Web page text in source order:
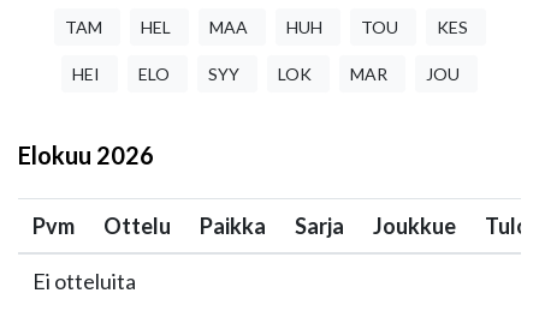
TAM HEL MAA HUH TOU KES
HEI ELO SYY LOK MAR JOU
Elokuu 2026
Pvm Ottelu Paikka Sarja Joukkue Tulos
Ei otteluita